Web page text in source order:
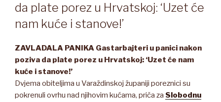
da plate porez u Hrvatskoj: ‘Uzet će
nam kuće i stanove!’
ZAVLADALA PANIKA Gastarbajteri u panici nakon
poziva da plate porez u Hrvatskoj: ‘Uzet će nam
kuće i stanove!’
Dvjema obiteljima u Varaždinskoj županiji poreznici su
pokrenuli ovrhu nad njihovim kućama, priča za Slobodnu